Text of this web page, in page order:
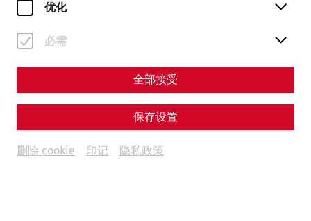
优化
必需
全部接受
保存设置
删除 cookie 印记 隐私政策
Main Sponsors